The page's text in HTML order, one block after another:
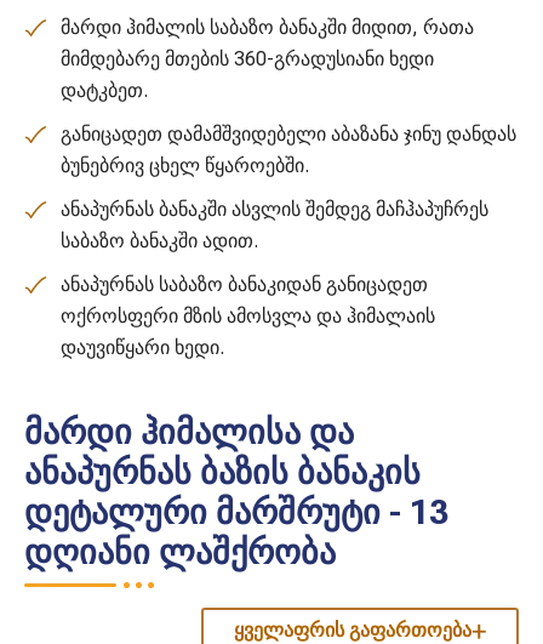
მარდი ჰიმალის საბაზო ბანაკში მიდით, რათა
მიმდებარე მთების 360-გრადუსიანი ხედი
დატკბეთ.
განიცადეთ დამამშვიდებელი აბაზანა ჯინუ დანდას
ბუნებრივ ცხელ წყაროებში.
ანაპურნას ბანაკში ასვლის შემდეგ მაჩჰაპუჩრეს
საბაზო ბანაკში ადით.
ანაპურნას საბაზო ბანაკიდან განიცადეთ
ოქროსფერი მზის ამოსვლა და ჰიმალაის
დაუვიწყარი ხედი.
მარდი ჰიმალისა და
ანაპურნას ბაზის ბანაკის
დეტალური მარშრუტი - 13
დღიანი ლაშქრობა
ყველაფრის გაფართოება